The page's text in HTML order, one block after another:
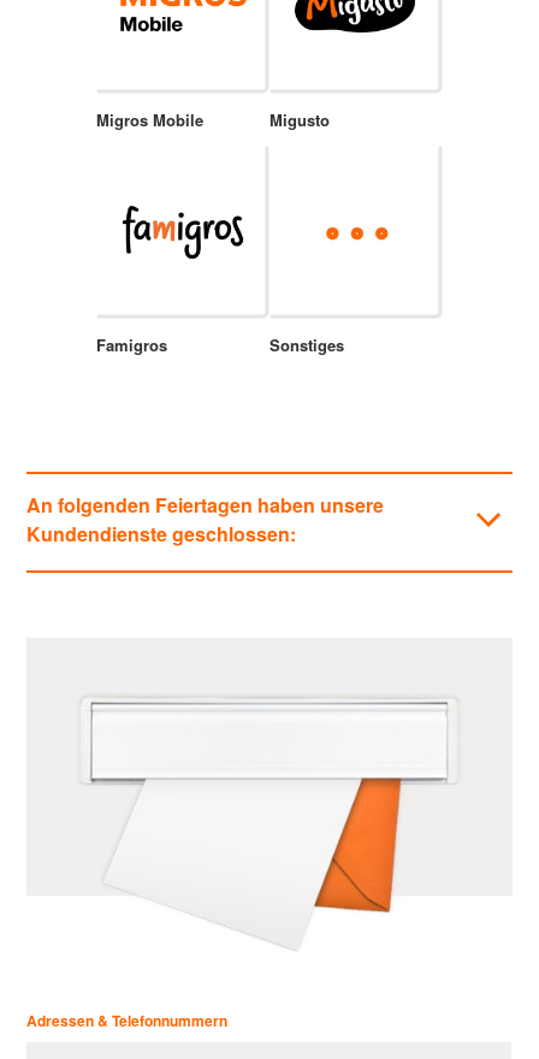
Migros Mobile Migusto
Famigros Sonstiges
An folgenden Feiertagen haben unsere
Kundendienste geschlossen:
Adressen & Telefonnummern